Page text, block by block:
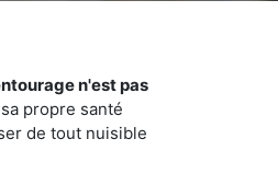
n'est pas
propre santé
de tout nuisible